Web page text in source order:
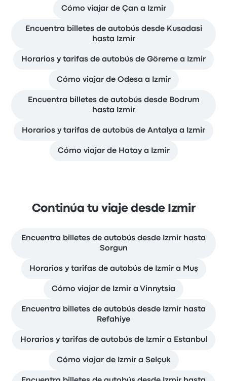
Cómo viajar de Çan a Izmir
Encuentra billetes de autobús desde Kusadasi
hasta Izmir
Horarios y tarifas de autobús de Göreme a Izmir
Cómo viajar de Odesa a Izmir
Encuentra billetes de autobús desde Bodrum
hasta Izmir
Horarios y tarifas de autobús de Antalya a Izmir
Cómo viajar de Hatay a Izmir
Continúa tu viaje desde Izmir
Encuentra billetes de autobús desde Izmir hasta
Sorgun
Horarios y tarifas de autobús de Izmir a Muş
Cómo viajar de Izmir a Vinnytsia
Encuentra billetes de autobús desde Izmir hasta
Refahiye
Horarios y tarifas de autobús de Izmir a Estanbul
Cómo viajar de Izmir a Selçuk